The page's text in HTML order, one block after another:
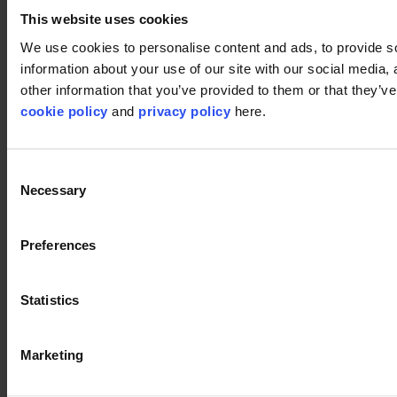
This website uses cookies
We use cookies to personalise content and ads, to provide
information about your use of our site with our social
other information that you’ve provided to them or that
cookie policy and privacy policy here.
Selection
Necessary
Preferences
Statistics
Marketing
Disclaimer
Cookie policy